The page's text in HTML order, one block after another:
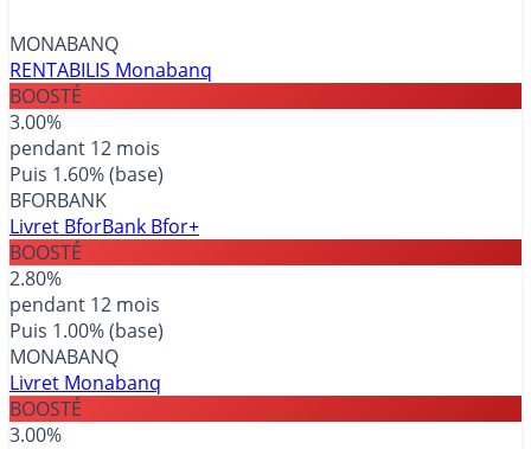
MONABANQ
RENTABILIS Monabanq
BOOSTÉ
3.00%
pendant 12 mois
Puis 1.60% (base)
BFORBANK
Livret BforBank Bfor+
BOOSTÉ
2.80%
pendant 12 mois
Puis 1.00% (base)
MONABANQ
Livret Monabanq
BOOSTÉ
3.00%